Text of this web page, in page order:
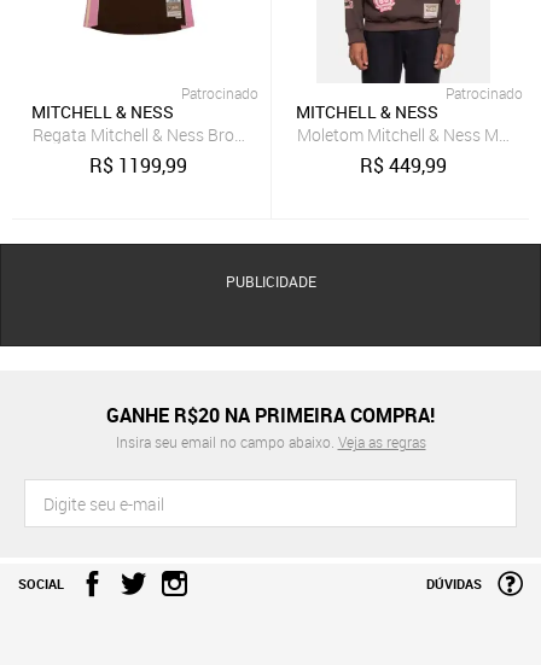
Patrocinado
MITCHELL & NESS
Regata Mitchell & Ness Brown Sugar Bacon Swingman Jersey
R$ 1199,99
Patrocinado
MITCHELL & NESS
Moletom Mitchell & Ness
R$449,99
PUBLICIDADE
GANHE R$20 NA PRIMEIRA COMPRA!
Insira seu email no campo abaixo. Veja as regras
SOCIAL DÚVIDAS